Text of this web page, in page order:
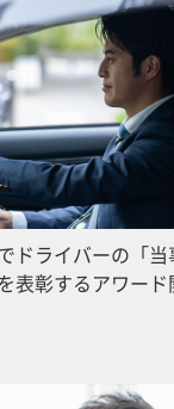
ドライバーの「
表彰するアワード